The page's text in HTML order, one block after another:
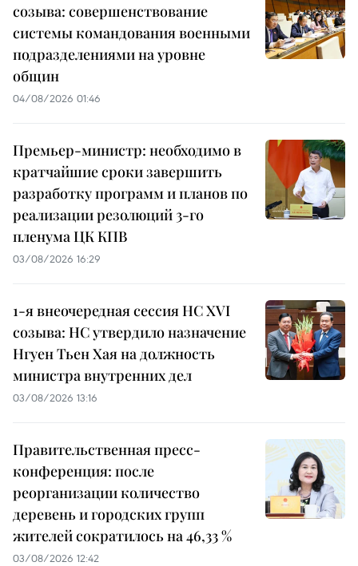
созыва: совершенствование
системы командования военными
подразделениями на уровне
общин
04/08/2026 01:46
Премьер-министр: необходимо в
кратчайшие сроки завершить
разработку программ и планов по
реализации резолюций 3-го
пленума ЦК КПВ
03/08/2026 16:29
1-я внеочередная сессия НС XVI
созыва: НС утвердило назначение
Нгуен Тьен Хая на должность
министра внутренних дел
03/08/2026 13:16
Правительственная пресс-
конференция: после
реорганизации количество
деревень и городских групп
жителей сократилось на 46,33 %
03/08/2026 12:42